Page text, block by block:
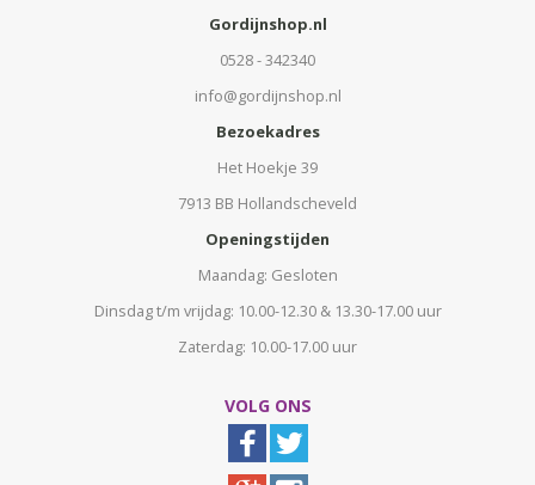
Gordijnshop.nl
0528 - 342340
info@gordijnshop.nl
Bezoekadres
Het Hoekje 39
7913 BB Hollandscheveld
Openingstijden
Maandag: Gesloten
Dinsdag t/m vrijdag: 10.00-12.30 & 13.30-17.00 uur
Zaterdag: 10.00-17.00 uur
VOLG ONS